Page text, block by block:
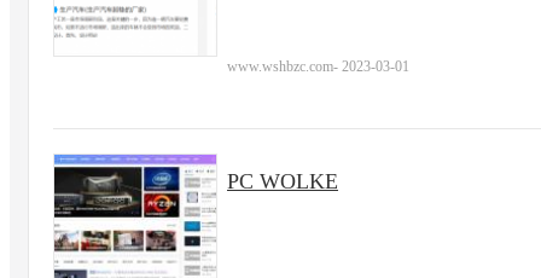
www.wshbzc.com- 2023-03-01
PC WOLKE